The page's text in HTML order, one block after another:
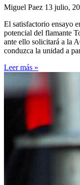
Miguel Paez 13 julio,
El satisfactorio ensayo
potencial del flamante
ante ello solicitará a la
conduzca la unidad a
Leer más »